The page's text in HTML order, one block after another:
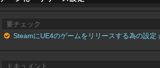
要チェック
SteamにUE4のゲームをリリースする為の設定
ドキュメント